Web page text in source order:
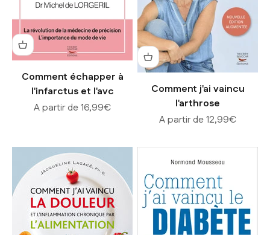
Comment échapper à
l'infarctus et l'avc
Prix de vente
A partir de 16,99€
Comment j'ai vaincu
l'arthrose
Prix de vente
A partir de 12,99€